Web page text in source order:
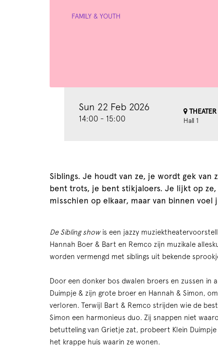
FAMILY & YOUTH
Sun 22 Feb 2026
14:00 - 15:00
Hall 1
Siblings. Je houdt van ze, je wordt gek
bent trots, je bent stikjaloers. Je lijkt op
misschien op elkaar, maar van binnen voel
De Sibling showis een jazzy
Hannah Boer & Bart en Remco zijn muzikale
worden vermengd met siblings uit bekende
Door een donker bos dwalen broers en zussen in
Duimpje & zijn grote broer en Hannah & Simon,
verloren. Terwijl Bart & Remco strijden wie de
Simon een harmonieus duo. Zij snappen niet
betutteling van Grietje zat, probeert Klein
het krappe huis waarin ze wonen.